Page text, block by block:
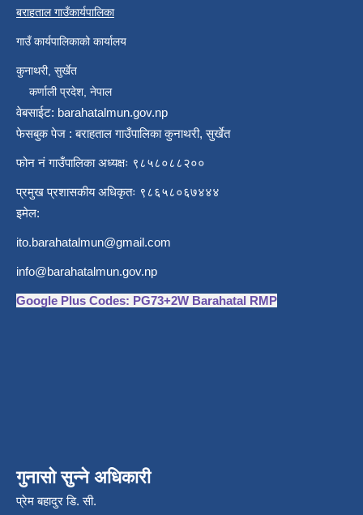
बराहताल गाउँकार्यपालिका
गाउँ कार्यपालिकाको कार्यालय
कुनाथरी, सुर्खेत
कर्णाली प्रदेश, नेपाल
वेबसाईट: barahatalmun.gov.np
फेसबुक पेज : बराहताल गाउँपालिका कुनाथरी, सुर्खेत
फोन नं गाउँपालिका अध्यक्षः ९८५८०८८२००
प्रमुख प्रशासकीय अधिकृतः ९८६५८०६७४४४
इमेल:
ito.barahatalmun@gmail.com
info@barahatalmun.gov.np
Google Plus Codes: PG73+2W Barahatal RMP
गुनासो सुन्ने अधिकारी
प्रेम बहादुर डि. सी.